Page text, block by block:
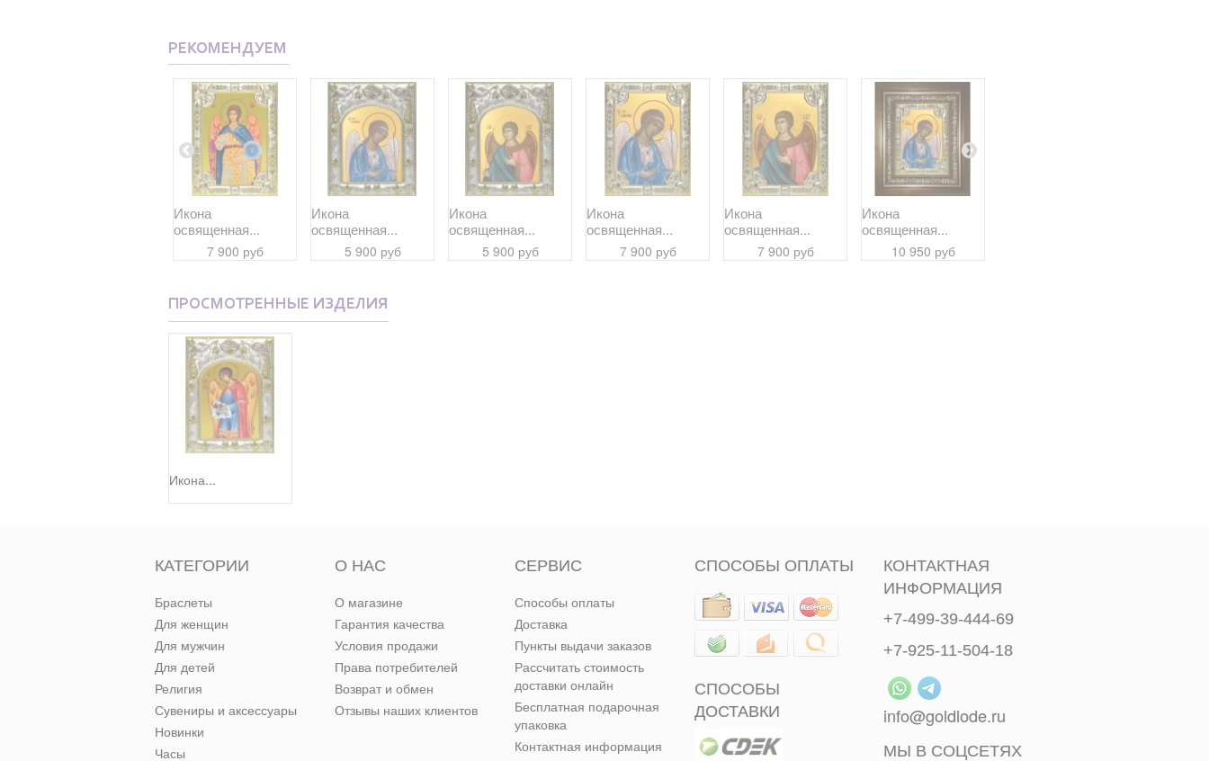
РЕКОМЕНДУЕМ
Икона
освященная...
7 900 руб
Икона
освященная...
5 900 руб
Икона
освященная...
5 900 руб
Икона
освященная...
7 900 руб
Икона
освященная...
7 900 руб
Икона
освященная...
10 950 руб
ПРОСМОТРЕННЫЕ ИЗДЕЛИЯ
Икона...
КАТЕГОРИИ
Браслеты
Для женщин
Для мужчин
Для детей
Религия
Сувениры и аксессуары
Новинки
Часы
О НАС
О магазине
Гарантия качества
Условия продажи
Права потребителей
Возврат и обмен
Отзывы наших клиентов
СЕРВИС
Способы оплаты
Доставка
Пункты выдачи заказов
Рассчитать стоимость
доставки онлайн
Бесплатная подарочная
упаковка
Контактная информация
СПОСОБЫ ОПЛАТЫ
СПОСОБЫ
ДОСТАВКИ
КОНТАКТНАЯ
ИНФОРМАЦИЯ
+7-499-39-444-69
+7-925-11-504-18
info@goldlode.ru
МЫ В СОЦСЕТЯХ